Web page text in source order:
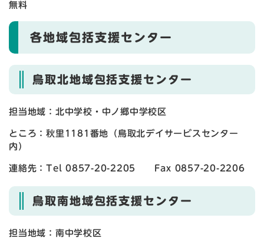
無料
各地域包括支援センター
鳥取北地域包括支援センター
担当地域：北中学校・中ノ郷中学校区
ところ：秋里1181番地（鳥取北デイサービスセンター
内）
連絡先：Tel 0857-20-2205 Fax 0857-20-2206
鳥取南地域包括支援センター
担当地域：南中学校区